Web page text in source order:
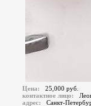
Цена:
25,000 руб.
контактное лицо:
адрес:
Санкт-